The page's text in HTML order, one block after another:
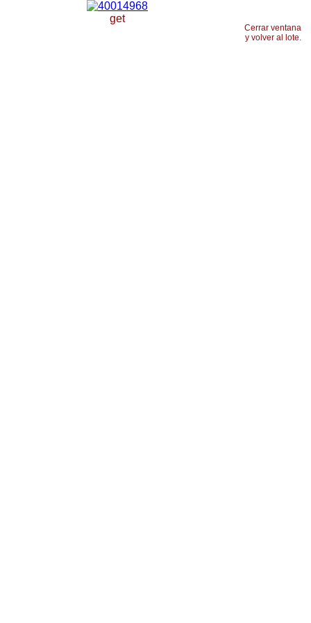
Cerrar ventana
y volver al lote.
get